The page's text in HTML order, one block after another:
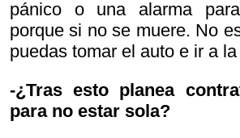
pánico o una alarma
porque si no se muere. No
puedas tomar el auto e ir a
-¿Tras esto planea
para no estar sola?